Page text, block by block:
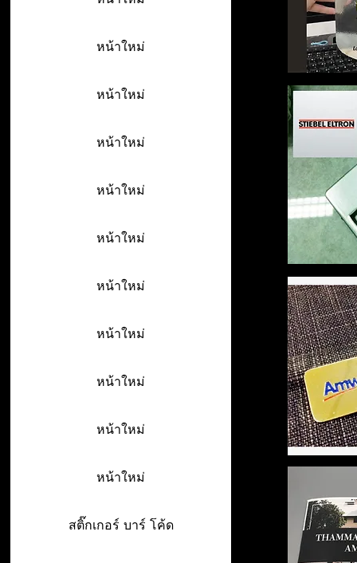
หน้าใหม่
หน้าใหม่
หน้าใหม่
หน้าใหม่
หน้าใหม่
หน้าใหม่
หน้าใหม่
หน้าใหม่
หน้าใหม่
หน้าใหม่
สติ๊กเกอร์ บาร์ โค้ด